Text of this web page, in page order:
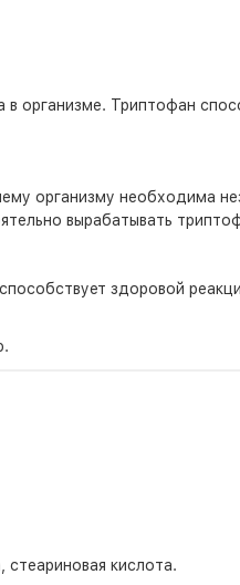
организме. Триптофан
организму необходима
вырабатывать
здоровой
кислота.